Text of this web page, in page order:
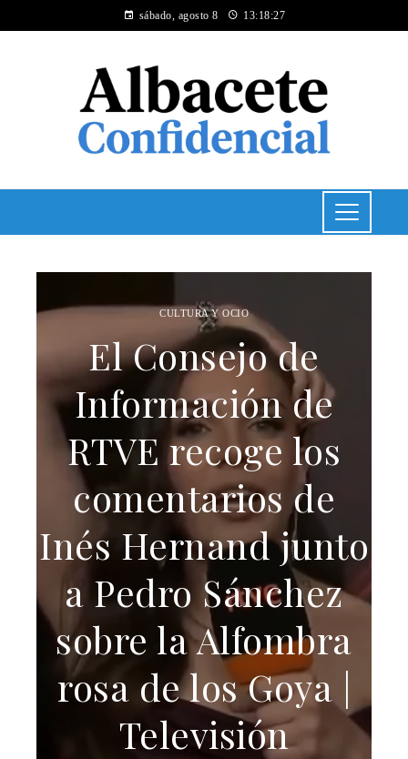
sábado, agosto 8 13:18:28
CULTURA Y OCIO
El Consejo de
Información de
RTVE recoge los
comentarios de
Inés Hernand junto
a Pedro Sánchez
sobre la Alfombra
rosa de los Goya |
Televisión